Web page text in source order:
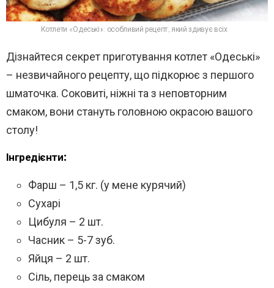
Котлети «Одеські»: особливий рецепт, який здивує всіх
Дізнайтеся секрет приготування котлет «Одеські»
– незвичайного рецепту, що підкорює з першого
шматочка. Соковиті, ніжні та з неповторним
смаком, вони стануть головною окрасою вашого
столу!
Інгредієнти:
Фарш – 1,5 кг. (у мене курячий)
Сухарі
Цибуля – 2 шт.
Часник – 5-7 зуб.
Яйця – 2 шт.
Сіль, перець за смаком